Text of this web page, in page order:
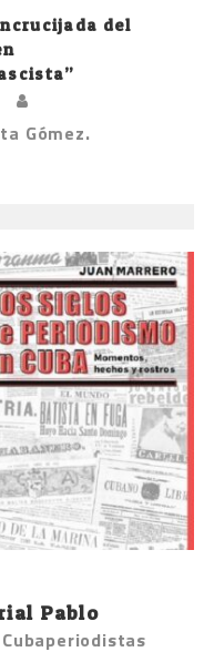
del
Gómez.
Pablo